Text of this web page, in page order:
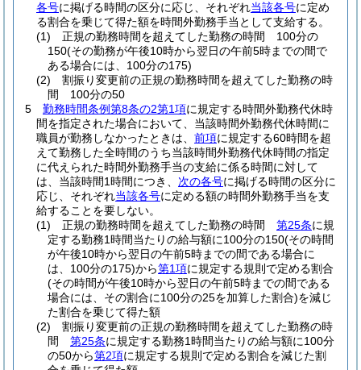
各号に掲げる時間の区分に応じ、それぞれ当該各号に定め
る割合を乗じて得た額を時間外勤務手当として支給する。
(1)
正規の勤務時間を超えてした勤務の時間 100分の
150(その勤務が午後10時から翌日の午前5時までの間で
ある場合には、100分の175)
(2)
割振り変更前の正規の勤務時間を超えてした勤務の時
間 100分の50
5
勤務時間条例第8条の2第1項に規定する時間外勤務代休時
間を指定された場合において、当該時間外勤務代休時間に
職員が勤務しなかったときは、 前項に規定する60時間を超
えて勤務した全時間のうち当該時間外勤務代休時間の指定
に代えられた時間外勤務手当の支給に係る時間に対して
は、当該時間1時間につき、 次の各号に掲げる時間の区分に
応じ、それぞれ当該各号に定める額の時間外勤務手当を支
給することを要しない。
(1)
正規の勤務時間を超えてした勤務の時間 第25条に規
定する勤務1時間当たりの給与額に100分の150(その時間
が午後10時から翌日の午前5時までの間である場合に
は、100分の175)から第1項に規定する規則で定める割合
(その時間が午後10時から翌日の午前5時までの間である
場合には、その割合に100分の25を加算した割合)を減じ
た割合を乗じて得た額
(2)
割振り変更前の正規の勤務時間を超えてした勤務の時
間 第25条に規定する勤務1時間当たりの給与額に100分
の50から第2項に規定する規則で定める割合を減じた割